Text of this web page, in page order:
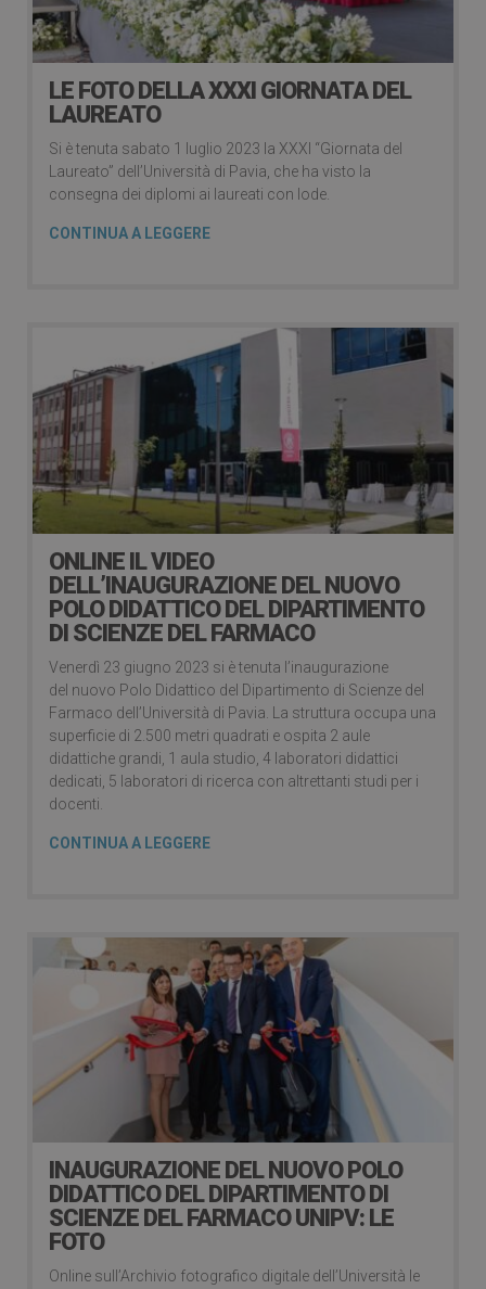
LE FOTO DELLA XXXI GIORNATA DEL
LAUREATO
Si è tenuta sabato 1 luglio 2023 la XXXI “Giornata del
Laureato” dell’Università di Pavia, che ha visto la
consegna dei diplomi ai laureati con lode.
CONTINUA A LEGGERE
ONLINE IL VIDEO
DELL’INAUGURAZIONE DEL NUOVO
POLO DIDATTICO DEL DIPARTIMENTO
DI SCIENZE DEL FARMACO
Venerdì 23 giugno 2023 si è tenuta l’inaugurazione
del nuovo Polo Didattico del Dipartimento di Scienze del
Farmaco dell’Università di Pavia. La struttura occupa una
superficie di 2.500 metri quadrati e ospita 2 aule
didattiche grandi, 1 aula studio, 4 laboratori didattici
dedicati, 5 laboratori di ricerca con altrettanti studi per i
docenti.
CONTINUA A LEGGERE
INAUGURAZIONE DEL NUOVO POLO
DIDATTICO DEL DIPARTIMENTO DI
SCIENZE DEL FARMACO UNIPV: LE
FOTO
Online sull’Archivio fotografico digitale dell’Università le